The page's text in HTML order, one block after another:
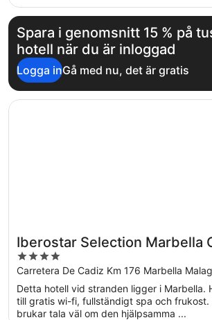
Spara i genomsnitt 15 % på
hotell när du är inloggad
Logga inGå med nu, det är gratis
Iberostar Selection Marbella
4
out
of
5
Carretera De Cadiz Km 176 Marbella
Detta hotell vid stranden ligger i Marbella.
till gratis wi-fi, fullständigt spa och frukost.
brukar tala väl om den hjälpsamma ...
Öppnas i ett nytt fönster
Iberostar Selection Marbella Coral